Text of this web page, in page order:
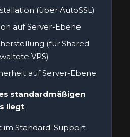
(über AutoSSL)
auf Server-Ebene
(für Shared
VPS)
auf Server-Ebene
standardmäßigen
liegt
im Standard-Support